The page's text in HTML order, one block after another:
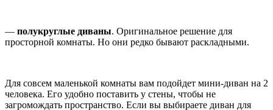
— полукруглые диваны. Оригинальное решение для
просторной комнаты. Но они редко бывают раскладными.
Для совсем маленькой комнаты вам подойдет мини-диван на 2
человека. Его удобно поставить у стены, чтобы не
загромождать пространство. Если вы выбираете диван для